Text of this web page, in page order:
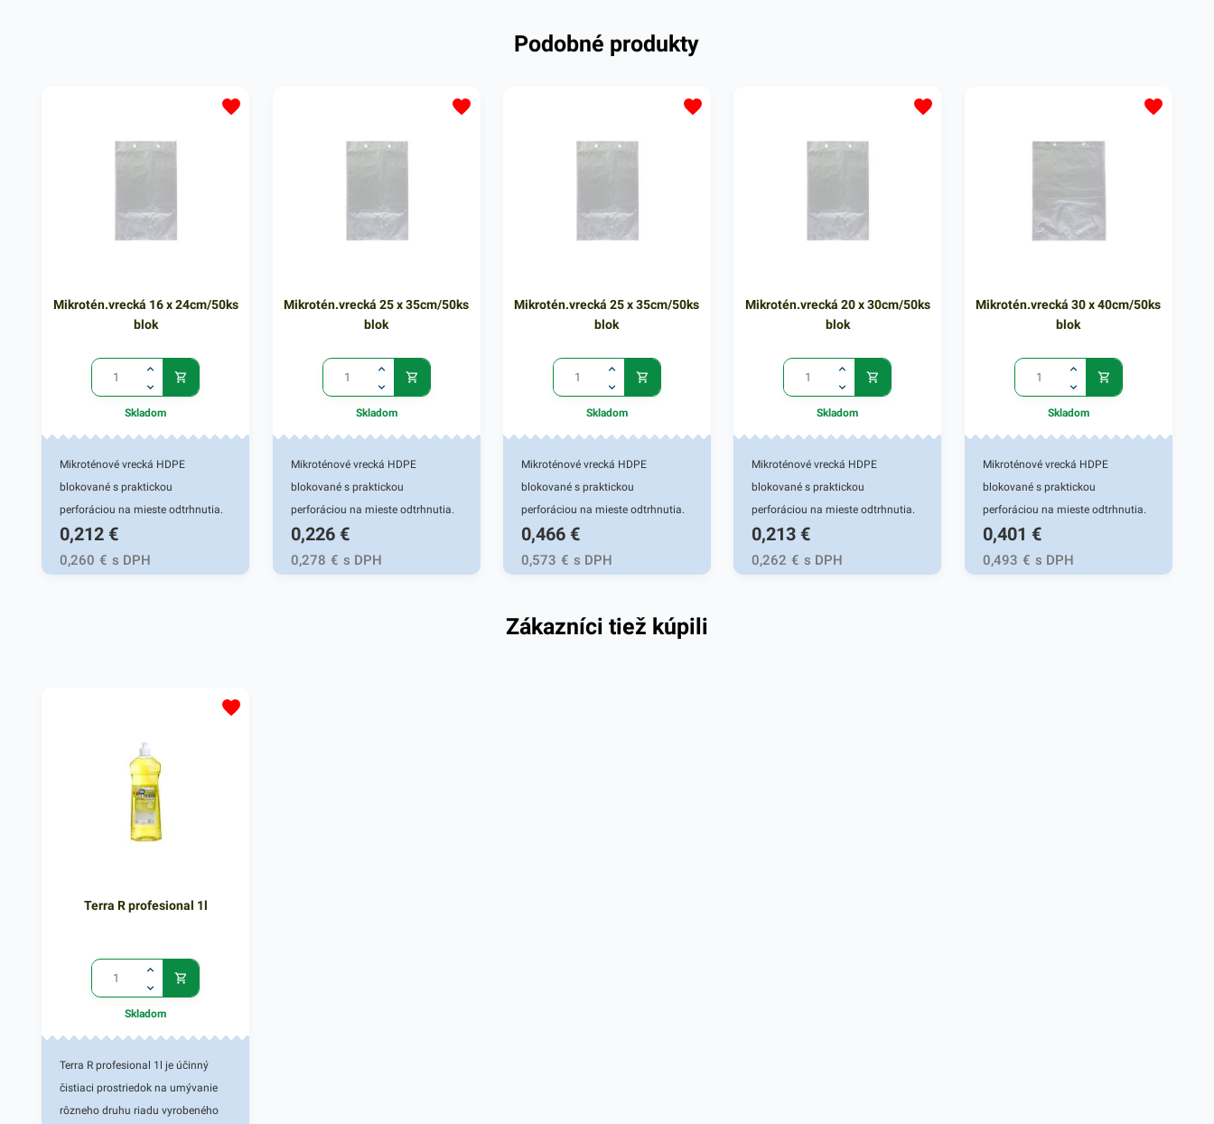
Podobné produkty
Mikrotén.vrecká 16 x 24cm/50ks
blok
Skladom
Mikroténové vrecká HDPE
blokované s praktickou
perforáciou na mieste odtrhnutia.
Používajú sa na uchovanie a
uskladnenie potravín, ovocia a
zeleniny, pečiva, v mäsiarstvach a
0,212 €
0,260 € s DPH
Mikrotén.vrecká 25 x 35cm/50ks
blok
Skladom
Mikroténové vrecká HDPE
blokované s praktickou
perforáciou na mieste odtrhnutia.
Používajú sa na uchovanie a
uskladnenie potravín, ovocia a
zeleniny, pečiva, v mäsiarstvach a
0,226 €
0,278 € s DPH
Mikrotén.vrecká 25 x 35cm/50ks
blok
Skladom
Mikroténové vrecká HDPE
blokované s praktickou
perforáciou na mieste odtrhnutia.
Používajú sa na uchovanie a
uskladnenie potravín, ovocia a
zeleniny, pečiva, v mäsiarstvach a
nájdu aj v bežných
0,466 €
0,573 € s DPH
Mikrotén.vrecká 20 x 30cm/50ks
blok
Skladom
Mikroténové vrecká HDPE
blokované s praktickou
perforáciou na mieste odtrhnutia.
Používajú sa na uchovanie a
uskladnenie potravín, ovocia a
zeleniny, pečiva, v mäsiarstvach a
0,213 €
0,262 € s DPH
Mikrotén.vrecká 30 x 40cm/50ks
blok
Skladom
Mikroténové vrecká HDPE
blokované s praktickou
perforáciou na mieste odtrhnutia.
Používajú sa na uchovanie a
uskladnenie potravín, ovocia a
zeleniny, pečiva, v mäsiarstvach a
0,401 €
0,493 € s DPH
Zákazníci tiež kúpili
Terra R profesional 1l
Skladom
Terra R profesional 1l je účinný
čistiaci prostriedok na umývanie
rôzneho druhu riadu vyrobeného